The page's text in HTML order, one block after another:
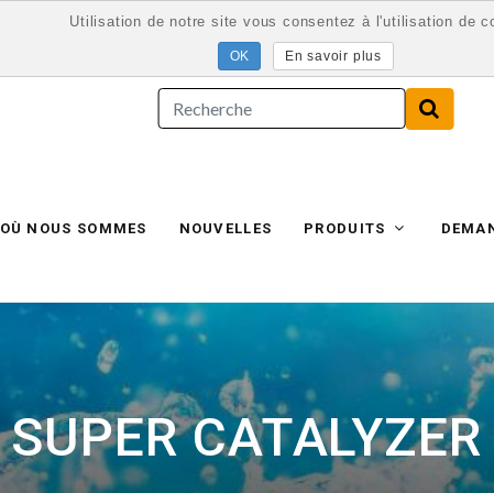
OÙ NOUS SOMMES NOUVELLES PRODUITS
SUPER
Utilisation de notre site vous consentez à l'utilisation de
En savoir plus